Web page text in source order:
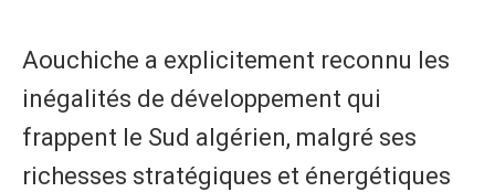
Aouchiche a explicitement reconnu les
inégalités de développement qui
frappent le Sud algérien, malgré ses
richesses stratégiques et énergétiques